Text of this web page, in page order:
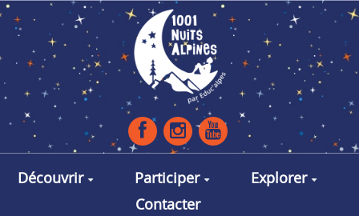
Aller au contenu principal
Découvrir Participer
Explorer
Contacter